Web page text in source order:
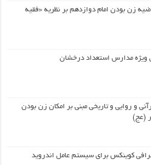
زن بودن امام دوازدهم بر نظریه «فقیه
ویژه مدارس استعداد درخشان
و روایی و تاریخی مبنی بر امکان زن بودن
(عج)
کوینکس برای سیستم عامل اندروید